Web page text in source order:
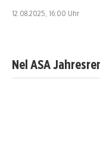
12.08.2025, 16:00 Uhr
Nel ASA